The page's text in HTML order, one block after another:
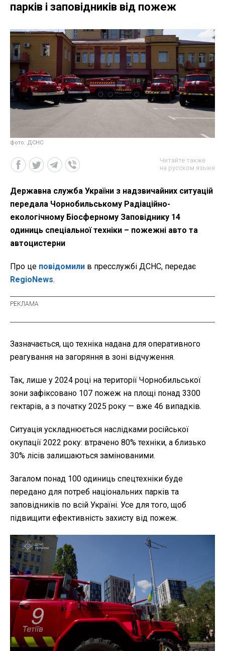
парків і заповідників від пожеж
фото: ДСНС
Читайте также
на русском языке
Державна служба України з надзвичайних ситуацій
передала Чорнобильському Радіаційно-
екологічному Біосферному Заповіднику 14
одиниць спеціальної техніки – пожежні авто та
автоцистерни
Про це повідомили в пресслужбі ДСНС, передає
RegioNews.
Зазначається, що техніка надана для оперативного
реагування на загоряння в зоні відчуження.
Так, лише у 2024 році на території Чорнобильської
зони зафіксовано 107 пожеж на площі понад 3300
гектарів, а з початку 2025 року — вже 46 випадків.
Ситуація ускладнюється наслідками російської
окупації 2022 року: втрачено 80% техніки, а близько
30% лісів залишаються замінованими.
Загалом понад 100 одиниць спецтехніки буде
передано для потреб національних парків та
заповідників по всій Україні. Усе для того, щоб
підвищити ефективність захисту від пожеж.